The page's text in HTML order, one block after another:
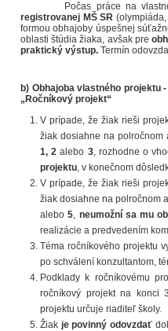
Počas práce na
registrovanej MŠ SR
formou obhajoby úspešnej
oblasti štúdia žiaka, avšak pre
praktický výstup. Termín
b) Obhajoba vlastného projektu
„Ročníkový projekt“
V prípade, že žiak rieši
žiak dosiahne na polročnom
1, 2 alebo 3, rozhodne o
projektu, v konečnom
V prípade, že žiak rieši
žiak dosiahne na polročnom
alebo 5, neumožní sa mu
realizácie a predvedením
Téma ročníkového projektu
po schválení konzultantom,
Podklady k ročníkovému
ročníkový projekt na konci
projektu určuje riaditeľ školy.
Žiak je povinný odovzdať